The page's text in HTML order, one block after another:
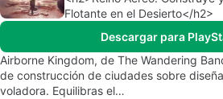
Flotante en el Desierto</h2>
Descargar para
Airborne Kingdom, de The Wandering
de construcción de ciudades sobre
voladora. Equilibras el…